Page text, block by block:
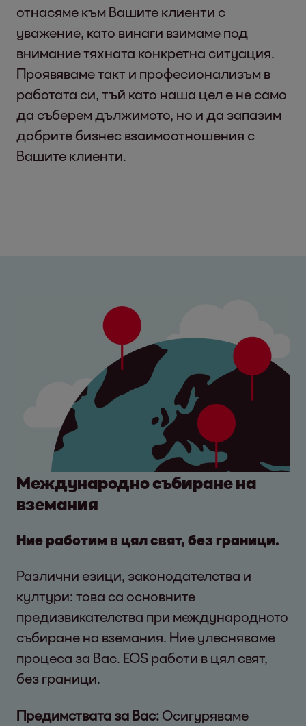
отнасяме към Вашите клиенти с
уважение, като винаги взимаме под
внимание тяхната конкретна ситуация.
Проявяваме такт и професионализъм в
работата си, тъй като наша цел е не само
да съберем дължимото, но и да запазим
добрите бизнес взаимоотношения с
Вашите клиенти.
Международно събиране на
вземания
Ние работим в цял свят, без граници.
Различни езици, законодателства и
култури: това са основните
предизвикателства при международното
събиране на вземания. Ние улесняваме
процеса за Вас. EOS работи в цял свят,
без граници.
Предимствата за Вас: Осигуряваме